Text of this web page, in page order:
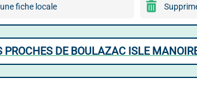
fiche locale
DE BOULAZAC ISLE